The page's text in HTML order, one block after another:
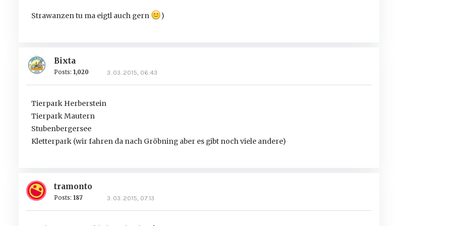
Strawanzen tu ma eigtl auch gern )
Bixta
Posts: 1,020 3. 03. 2015, 06:43
Tierpark Herberstein
Tierpark Mautern
Stubenbergersee
Kletterpark (wir fahren da nach Gröbning aber es gibt noch viele andere)
tramonto
Posts: 187 3. 03. 2015, 07:13